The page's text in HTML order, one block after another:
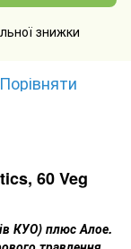
знижки
Порівняти
60 Veg
КУО) плюс Алое.